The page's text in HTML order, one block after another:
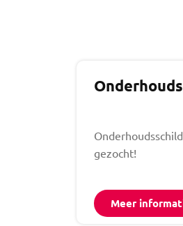
gezocht!
Meer